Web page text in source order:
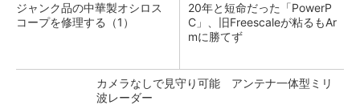
ジャンク品の中華製オシロス
コープを修理する（1）
20年と短命だった「PowerP
C」、旧Freescaleが粘るもAr
mに勝てず
カメラなしで見守り可能 アンテナ一体型ミリ
波レーダー